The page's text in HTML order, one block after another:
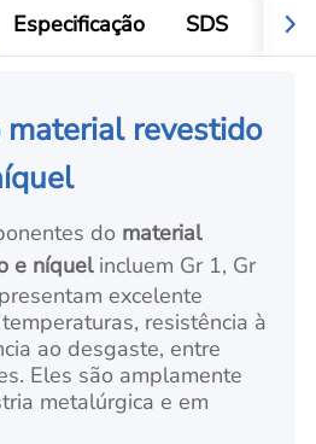
Especificação SDS
material revestido
do material
e níquelincluem Gr 1, Gr
excelente
resistência à
ao desgaste, entre
Eles são amplamente
metalúrgica e em